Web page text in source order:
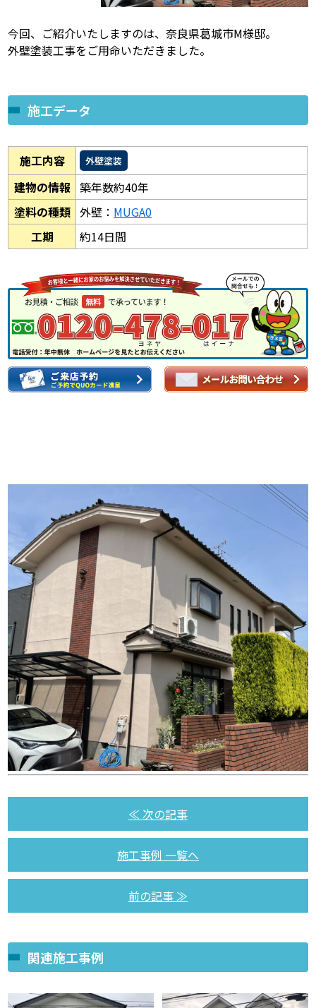
今回、ご紹介いたしますのは、奈良県葛城市M様邸。
外壁塗装工事をご用命いただきました。
施工データ
施工内容 外壁塗装
建物の情報 築年数約40年
塗料の種類 外壁： MUGA0
工期
約14日間
≪ 次の記事
施工事例 一覧へ
前の記事 ≫
関連施工事例